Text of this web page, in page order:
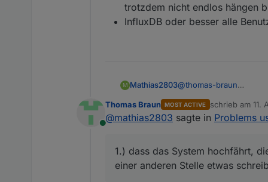
trotzdem nicht endlos hängen
InfluxDB oder besser alle
M Mathias2803@thomas-braun
Aber so wie er
mache, ich das
Ich kann mir folgendes
1.) dass das System
wieder herstellen
Ich unterstütze gerne
Online
Thomas Braun MOST ACTIVE schrieb am 11.
zuletzt editiert
@mathias2803 sagte in Problems
1.) dass das System hochfährt,
einer anderen Stelle etwas